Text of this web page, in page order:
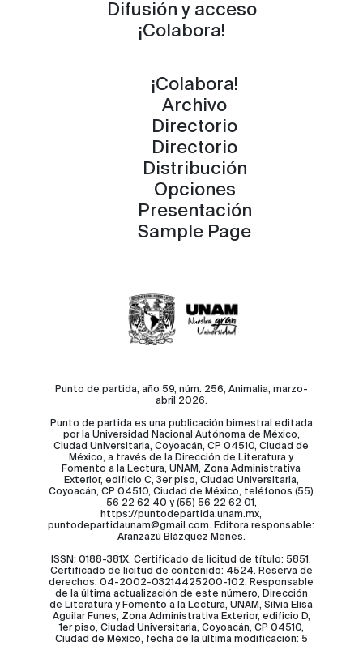
Difusión y acceso
¡Colabora!
¡Colabora!
Archivo
Directorio
Directorio
Distribución
Opciones
Presentación
Sample Page
Punto de partida, año 59, núm. 256, Animalia, marzo-
abril 2026.
Punto de partida es una publicación bimestral editada
por la Universidad Nacional Autónoma de México,
Ciudad Universitaria, Coyoacán, CP 04510, Ciudad de
México, a través de la Dirección de Literatura y
Fomento a la Lectura, UNAM, Zona Administrativa
Exterior, edificio C, 3er piso, Ciudad Universitaria,
Coyoacán, CP 04510, Ciudad de México, teléfonos (55)
56 22 62 40 y (55) 56 22 62 01,
https://puntodepartida.unam.mx,
puntodepartidaunam@gmail.com. Editora responsable:
Aranzazú Blázquez Menes.
ISSN: 0188-381X. Certificado de licitud de título: 5851.
Certificado de licitud de contenido: 4524. Reserva de
derechos: 04-2002-03214425200-102. Responsable
de la última actualización de este número, Dirección
de Literatura y Fomento a la Lectura, UNAM, Silvia Elisa
Aguilar Funes, Zona Administrativa Exterior, edificio D,
1er piso, Ciudad Universitaria, Coyoacán, CP 04510,
Ciudad de México, fecha de la última modificación: 5